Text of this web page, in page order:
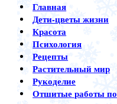
Главная
Дети-цветы жизни
Красота
Психология
Рецепты
Растительный мир
Рукоделие
Отшитые работы по